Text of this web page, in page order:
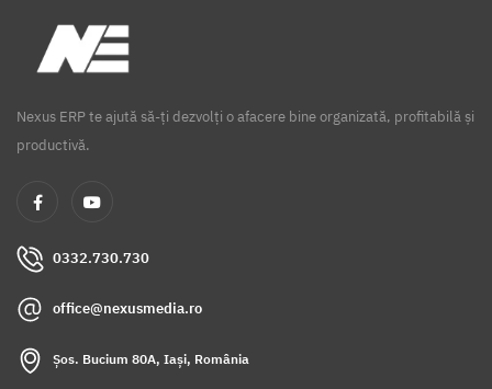
Nexus ERP te ajută să-ți dezvolți o afacere bine organizată, profitabilă și
productivă.
0332.730.730
office@nexusmedia.ro
Șos. Bucium 80A, Iași, România